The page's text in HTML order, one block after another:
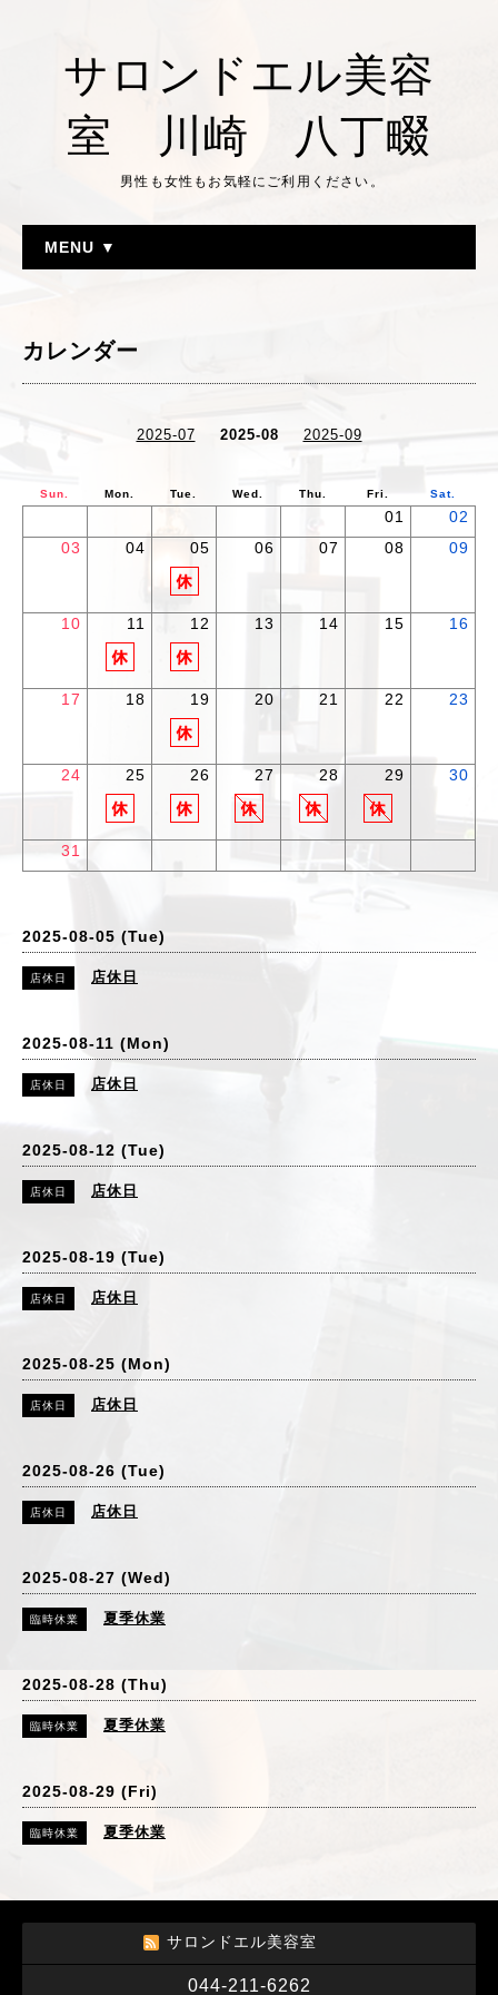
サロンドエル美容
室 川崎 八丁畷
男性も女性もお気軽にご利用ください。
MENU ▼
カレンダー
2025-07 2025-08 2025-09
Sun. Mon. Tue. Wed. Thu. Fri. Sat.
01
02
03
04 05 06 07 08 09
10 11 12 13 14 15 16
17 18 19 20 21 22 23
24 25 26 27 28 29 30
31
2025-08-05 (Tue)
店休日 店休日
2025-08-11 (Mon)
店休日 店休日
2025-08-12 (Tue)
店休日 店休日
2025-08-19 (Tue)
店休日 店休日
2025-08-25 (Mon)
店休日 店休日
2025-08-26 (Tue)
店休日 店休日
2025-08-27 (Wed)
臨時休業 夏季休業
2025-08-28 (Thu)
臨時休業 夏季休業
2025-08-29 (Fri)
臨時休業 夏季休業
サロンドエル美容室
044-211-6262